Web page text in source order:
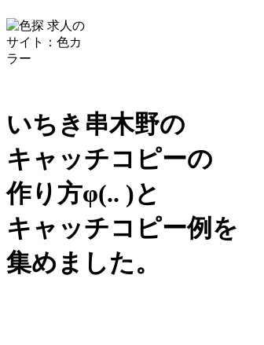
いちき串木野の
キャッチコピーの
作り方φ(.. )と
キャッチコピー例を
集めました。